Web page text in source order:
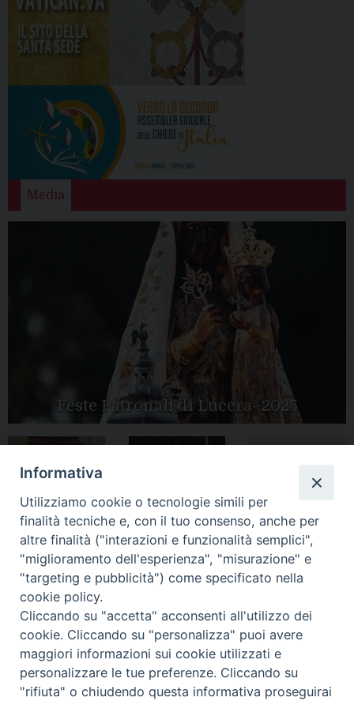
Media
Feste Patronali di Lucera- 2025
Apertura Anno
Giubilare 2025
Mariae in Diocesi
Tutte le gallery
CONTATTI:
LUCERA: Piazza Duomo, 13 - 71036 Lucera (FG) − tel.
0881/520882 - e-mail: info@diocesiluceratroia.it
Segreteria del
Vescovo: tel/fax 0881/522244 - e-mail:
vescovo@diocesiluceratroia.it
TROIA : Piazza Episcopio - 71029 Troia (FG) − tel. 0881/977051
Informativa
Utilizziamo cookie o tecnologie simili per
finalità tecniche e, con il tuo consenso, anche per
altre finalità ("interazioni e funzionalità semplici",
"miglioramento dell'esperienza", "misurazione" e
"targeting e pubblicità") come specificato nella
cookie policy.
Cliccando su "accetta" acconsenti all'utilizzo dei
cookie. Cliccando su "personalizza" puoi avere
maggiori informazioni sui cookie utilizzati e
personalizzare le tue preferenze. Cliccando su
"rifiuta" o chiudendo questa informativa proseguirai